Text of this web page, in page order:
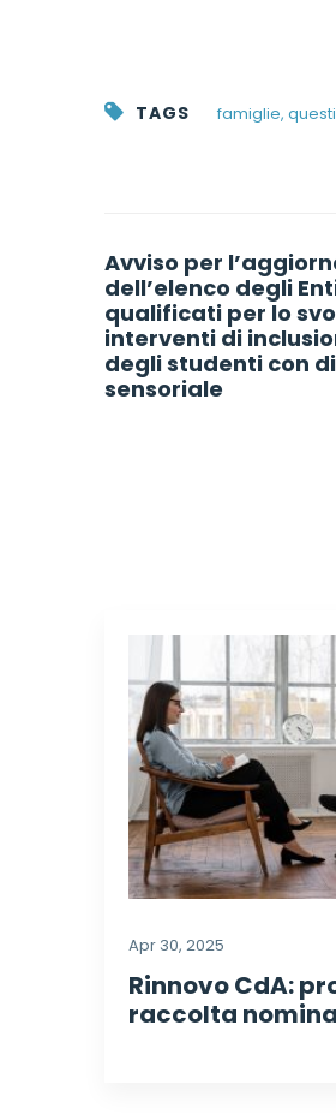
TAGS famiglie,
Post
Avviso per
dell’elenco degli
qualificati per lo
interventi di
degli studenti con
sensoriale
Apr 30, 2025
Rinnovo CdA:
raccolta